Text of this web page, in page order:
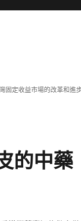
固定收益市場的改革和進
的中藥